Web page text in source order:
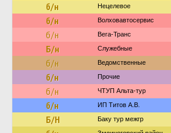
б/н Нецелевое
б/н Волховавтосервис
б/н Вега-Транс
Б/н Служебные
б/н Ведомственные
б/н Прочие
б/н ЧТУП Альта-тур
б/н ИП Титов А.В.
Б/Н Баку тур межгр